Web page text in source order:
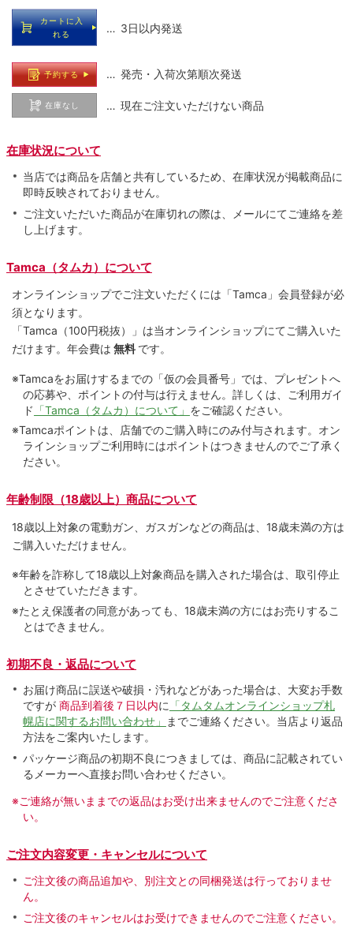
カートに入
れる
… 3日以内発送
予約する … 発売・入荷次第順次発送
在庫なし … 現在ご注文いただけない商品
在庫状況について
当店では商品を店舗と共有しているため、在庫状況が掲載商品に
即時反映されておりません。
ご注文いただいた商品が在庫切れの際は、メールにてご連絡を差
し上げます。
Tamca（タムカ）について
オンラインショップでご注⽂いただくには「Tamca」会員登録が必
須となります。
「Tamca （100円税抜）
」は当オンラインショップにてご購⼊いた
だけます。 年会費は 無料 です。
※Tamcaをお届けするまでの「仮の会員番号」では、プレゼントへ
の応募や、ポイントの付与は⾏えません。詳しくは、ご利⽤ガイ
ド 「Tamca（タムカ）について」 をご確認ください。
※Tamcaポイントは、店舗でのご購⼊時にのみ付与されます。オン
ラインショップご利用時にはポイントはつきませんのでご了承く
ださい。
年齢制限（18歳以上）商品について
18歳以上対象の電動ガン、ガスガンなどの商品は、18歳未満の方は
ご購入いただけません。
※年齢を詐称して18歳以上対象商品を購入された場合は、取引停止
とさせていただきます。
※たとえ保護者の同意があっても、18歳未満の方にはお売りするこ
とはできません。
初期不良・返品について
お届け商品に誤送や破損・汚れなどがあった場合は、大変お手数
ですが 商品到着後７日以内に 「タムタムオンラインショップ札
幌店に関するお問い合わせ」
までご連絡ください。当店より返品
方法をご案内いたします。
パッケージ商品の初期不良につきましては、商品に記載されてい
るメーカーへ直接お問い合わせください。
※ご連絡が無いままでの返品はお受け出来ませんのでご注意くださ
い。
ご注文内容変更・キャンセルについて
ご注文後の商品追加や、別注文との同梱発送は行っておりませ
ん。
ご注文後のキャンセルはお受けできませんのでご注意ください。